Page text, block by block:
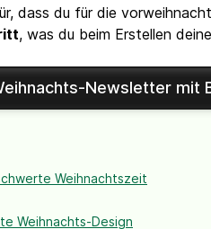
dass du für die
, was du beim Erstellen
Newsletter mit
Weihnachtszeit
Weihnachts-Design